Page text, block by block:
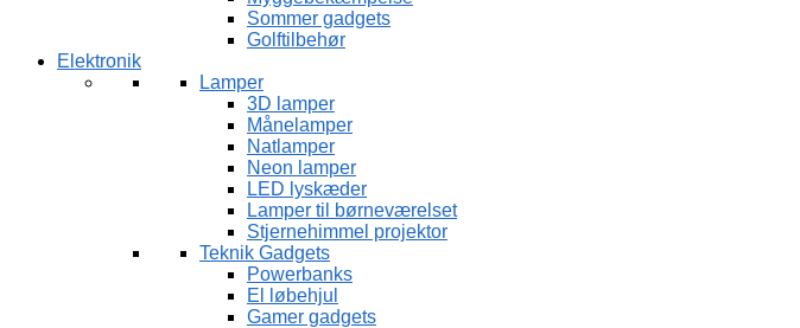
Sommer gadgets
Golftilbehør
Elektronik
Lamper
3D lamper
Månelamper
Natlamper
Neon lamper
LED lyskæder
Lamper til børneværelset
Stjernehimmel projektor
Teknik Gadgets
Powerbanks
El løbehjul
Gamer gadgets